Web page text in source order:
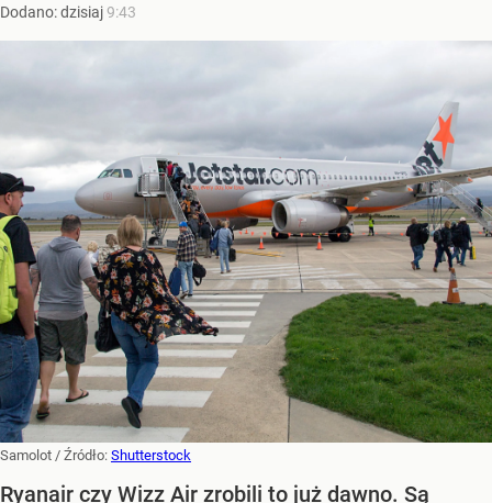
Dodano:dzisiaj9:43
Samolot / Źródło: Shutterstock
Ryanair czy Wizz Air zrobili to już dawno. Są